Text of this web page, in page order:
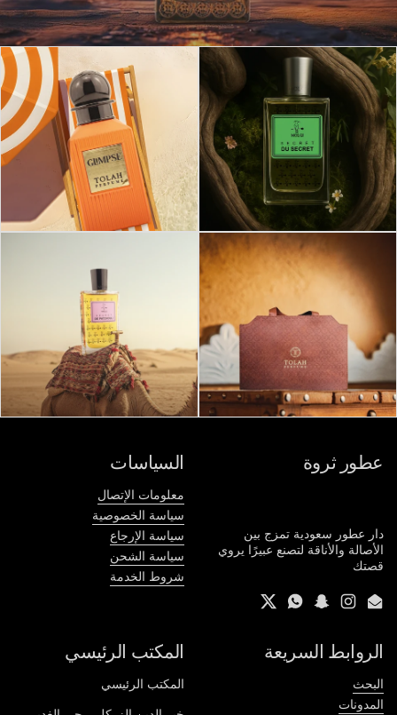
عطور ثروة
دار عطور سعودية تمزج بين
الأصالة والأناقة لتصنع عبيرًا يروي
قصتك
Email
Instagram
Snapchat
WhatsApp
Twitter
السياسات
معلومات الإتصال
سياسة الخصوصية
سياسة الإرجاع
سياسة الشحن
شروط الخدمة
الروابط السريعة
البحث
المدونات
المكتب الرئيسي
المكتب الرئيسي